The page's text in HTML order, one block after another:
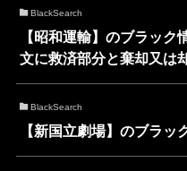
BlackSearch
【昭和運輸】のブラッ
文に救済部分と棄却又は
BlackSearch
【新国立劇場】のブラッ